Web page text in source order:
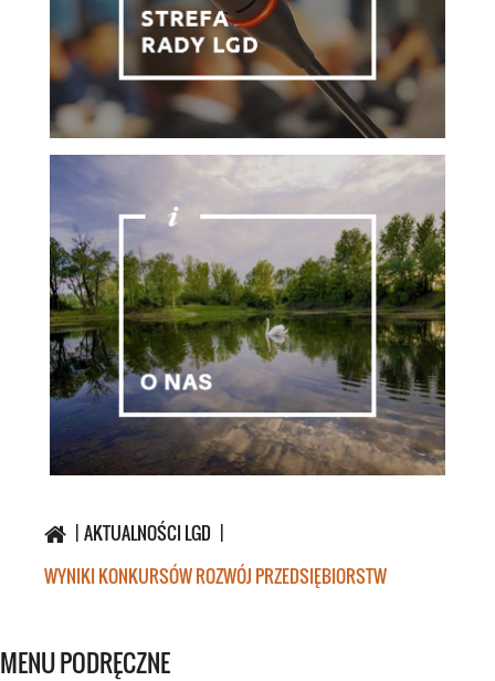
AKTUALNOŚCI LGD
WYNIKI KONKURSÓW ROZWÓJ PRZEDSIĘBIORSTW
MENU PODRĘCZNE